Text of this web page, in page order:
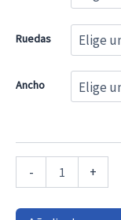
Ruedas
Ancho
-
Breezy
+